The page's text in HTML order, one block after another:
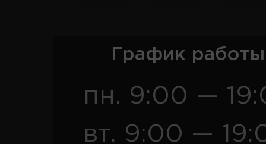
График
пн. 9:00 —
вт. 9:00 —